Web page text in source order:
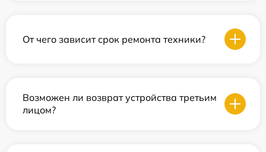
От чего зависит срок ремонта техники?
Возможен ли возврат устройства третьим
лицом?